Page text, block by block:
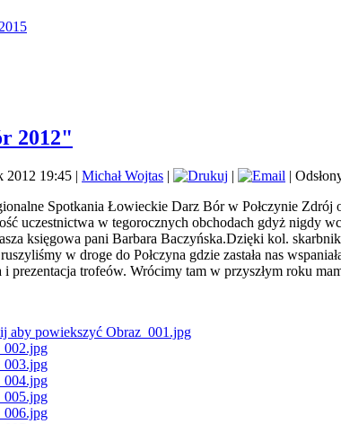
2012"
2012 19:45 | Michał Wojtas | |
|
Spotkania Łowieckie Darz Bór w Połczynie Zdrój
uczestnictwa w tegorocznych obchodach gdyż nigdy
księgowa pani Barbara Baczyńska.Dzięki kol.
w droge do Połczyna gdzie zastała nas
i prezentacja trofeów. Wrócimy tam w przyszłym roku